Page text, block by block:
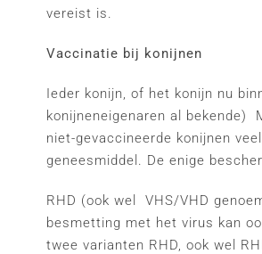
vereist is.
Vaccinatie bij konijnen
Ieder konijn, of het konijn nu
konijneneigenaren al
niet-gevaccineerde konijnen
geneesmiddel. De enige
RHD (ook wel VHS/VHD
besmetting met het virus kan
twee varianten RHD, ook wel